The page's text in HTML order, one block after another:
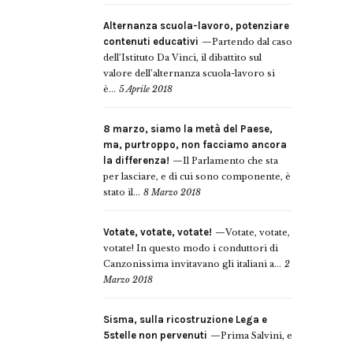
Alternanza scuola-lavoro, potenziare
contenuti educativi
Partendo dal caso
dell’Istituto Da Vinci, il dibattito sul
valore dell’alternanza scuola-lavoro si
è... 5 Aprile 2018
8 marzo, siamo la metà del Paese,
ma, purtroppo, non facciamo ancora
la differenza!
Il Parlamento che sta
per lasciare, e di cui sono componente, è
stato il... 8 Marzo 2018
Votate, votate, votate!
Votate, votate,
votate! In questo modo i conduttori di
Canzonissima invitavano gli italiani a... 2
Marzo 2018
Sisma, sulla ricostruzione Lega e
5stelle non pervenuti
Prima Salvini, e